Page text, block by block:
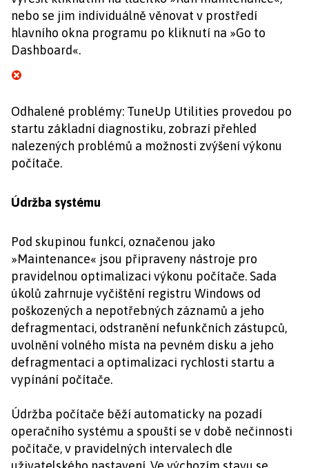
nebo se jim individuálně věnovat v prostředí
hlavního okna programu po kliknutí na »Go to
Dashboard«.
Odhalené problémy: TuneUp Utilities provedou po
startu základní diagnostiku, zobrazí přehled
nalezených problémů a možnosti zvýšení výkonu
počítače.
Údržba systému
Pod skupinou funkcí, označenou jako
»Maintenance« jsou připraveny nástroje pro
pravidelnou optimalizaci výkonu počítače. Sada
úkolů zahrnuje vyčištění registru Windows od
poškozených a nepotřebných záznamů a jeho
defragmentaci, odstranění nefunkčních zástupců,
uvolnění volného místa na pevném disku a jeho
defragmentaci a optimalizaci rychlosti startu a
vypínání počítače.
Údržba počítače běží automaticky na pozadí
operačního systému a spouští se v době nečinnosti
počítače, v pravidelných intervalech dle